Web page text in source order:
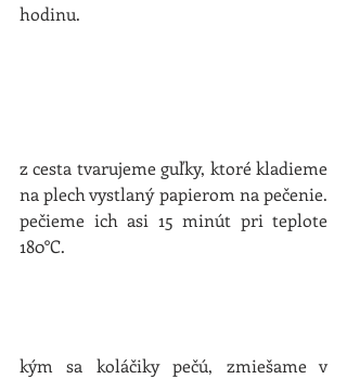
hodinu.
z cesta tvarujeme guľky, ktoré kladieme
na plech vystlaný papierom na pečenie.
pečieme ich asi 15 minút pri teplote
180°C.
kým sa koláčiky pečú, zmiešame v